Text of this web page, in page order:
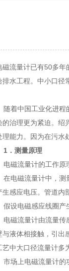
磁流量计已有50多
排水工程。中小口径
随着中国工业化进程
的治理更为紧迫。绍
理能力。因为在污水
1．测量原理
电磁流量计的工作原
在电磁流量计中，测
生感应电压。管道内
假设电磁感应线圈产
电磁流量计由流量传
与液体相接触，引出
艺中大口径流量计多
市场上电磁流量计的